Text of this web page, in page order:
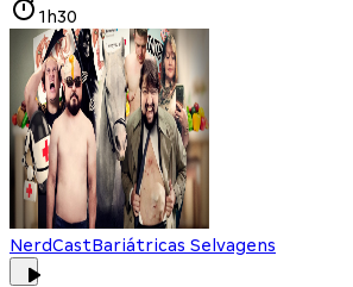
1h30
NerdCastBariátricas Selvagens